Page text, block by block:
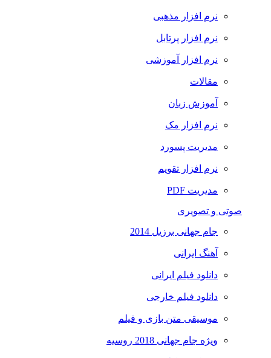
نرم افزار مذهبی
نرم افزار پرتابل
نرم افزار آموزشی
مقالات
آموزش زبان
نرم افزار مک
مدیریت پسورد
نرم افزار تقویم
مدیریت PDF
صوتی و تصویری
جام جهانی برزیل 2014
آهنگ ایرانی
دانلود فیلم ایرانی
دانلود فیلم خارجی
موسیقی متن بازی و فیلم
ویژه جام جهانی 2018 روسیه